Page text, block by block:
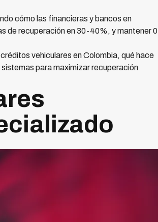
cómo las financieras y bancos en
de recuperación en 30-40%, y mantener 0
vehiculares en Colombia, qué hace
para maximizar recuperación